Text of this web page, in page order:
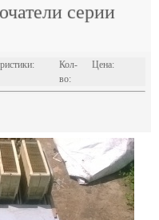
серии
Кол-
во:
Цена: